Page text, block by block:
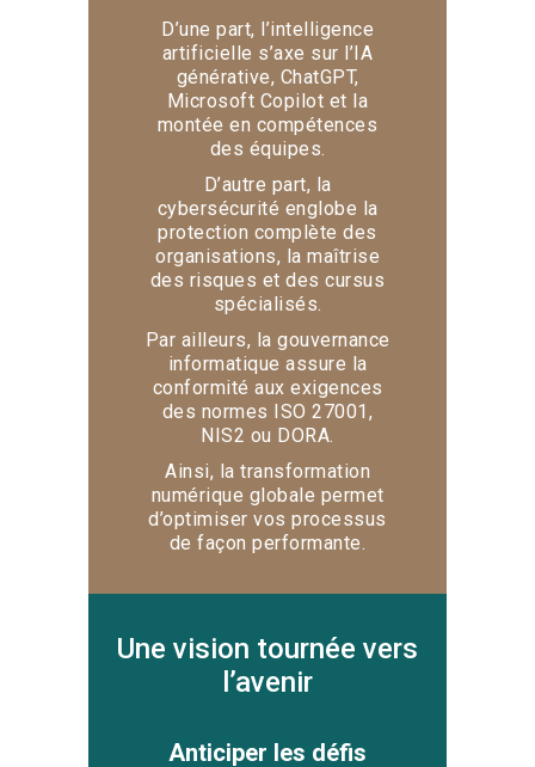
D’une part, l’intelligence
artificielle s’axe sur l’IA
générative, ChatGPT,
Microsoft Copilot et la
montée en compétences
des équipes.
D’autre part, la
cybersécurité englobe la
protection complète des
organisations, la maîtrise
des risques et des cursus
spécialisés.
Par ailleurs, la gouvernance
informatique assure la
conformité aux exigences
des normes ISO 27001,
NIS2 ou DORA.
Ainsi, la transformation
numérique globale permet
d’optimiser vos processus
de façon performante.
Une vision tournée vers
l’avenir
Anticiper les défis